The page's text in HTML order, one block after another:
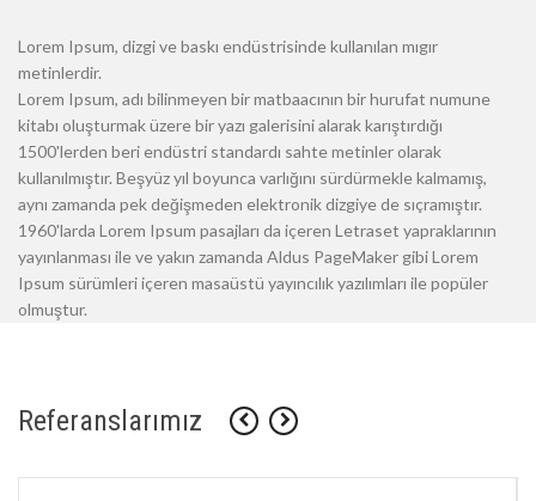
Lorem Ipsum, dizgi ve baskı endüstrisinde kullanılan mıgır
metinlerdir.
Lorem Ipsum, adı bilinmeyen bir matbaacının bir hurufat numune
kitabı oluşturmak üzere bir yazı galerisini alarak karıştırdığı
1500'lerden beri endüstri standardı sahte metinler olarak
kullanılmıştır. Beşyüz yıl boyunca varlığını sürdürmekle kalmamış,
aynı zamanda pek değişmeden elektronik dizgiye de sıçramıştır.
1960'larda Lorem Ipsum pasajları da içeren Letraset yapraklarının
yayınlanması ile ve yakın zamanda Aldus PageMaker gibi Lorem
Ipsum sürümleri içeren masaüstü yayıncılık yazılımları ile popüler
olmuştur.
Referanslarımız